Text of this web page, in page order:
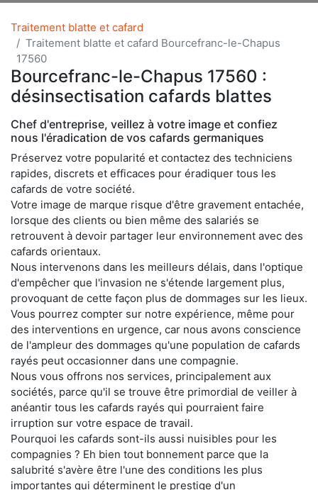
Traitement blatte et cafard
Traitement blatte et cafard Bourcefranc-le-Chapus
17560
Bourcefranc-le-Chapus 17560 :
désinsectisation cafards blattes
Chef d'entreprise, veillez à votre image et confiez
nous l'éradication de vos cafards germaniques
Préservez votre popularité et contactez des techniciens
rapides, discrets et efficaces pour éradiquer tous les
cafards de votre société.
Votre image de marque risque d'être gravement entachée,
lorsque des clients ou bien même des salariés se
retrouvent à devoir partager leur environnement avec des
cafards orientaux.
Nous intervenons dans les meilleurs délais, dans l'optique
d'empêcher que l'invasion ne s'étende largement plus,
provoquant de cette façon plus de dommages sur les lieux.
Vous pourrez compter sur notre expérience, même pour
des interventions en urgence, car nous avons conscience
de l'ampleur des dommages qu'une population de cafards
rayés peut occasionner dans une compagnie.
Nous vous offrons nos services, principalement aux
sociétés, parce qu'il se trouve être primordial de veiller à
anéantir tous les cafards rayés qui pourraient faire
irruption sur votre espace de travail.
Pourquoi les cafards sont-ils aussi nuisibles pour les
compagnies ? Eh bien tout bonnement parce que la
salubrité s'avère être l'une des conditions les plus
importantes qui déterminent le prestige d'un